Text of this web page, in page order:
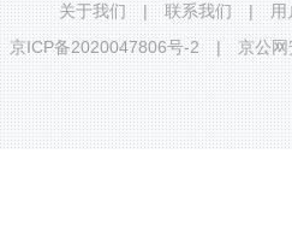
关于我们 | 联系我们 |
用
京ICP备2020047806号-2
| 京公